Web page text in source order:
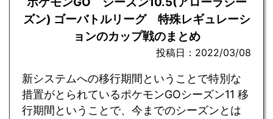
ズン) ゴーバトルリーグ 特殊レギュレーシ
ョンのカップ戦のまとめ
投稿日：2022/03/08
新システムへの移行期間ということで特別な
措置がとられているポケモンGOシーズン11 移
行期間ということで、今までのシーズンとは